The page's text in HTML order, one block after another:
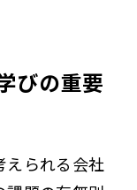
びの重要
られる会社